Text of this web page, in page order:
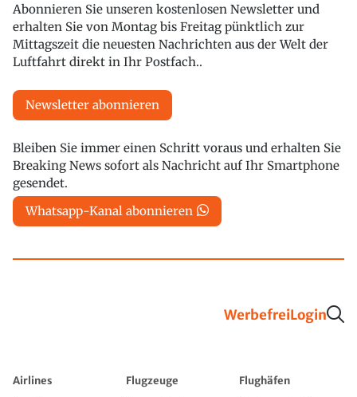
Abonnieren Sie unseren kostenlosen Newsletter und
erhalten Sie von Montag bis Freitag pünktlich zur
Mittagszeit die neuesten Nachrichten aus der Welt der
Luftfahrt direkt in Ihr Postfach..
Newsletter abonnieren
Bleiben Sie immer einen Schritt voraus und erhalten Sie
Breaking News sofort als Nachricht auf Ihr Smartphone
gesendet.
Whatsapp-Kanal abonnieren
WerbefreiLogin
Airlines Flugzeuge
Flughäfen